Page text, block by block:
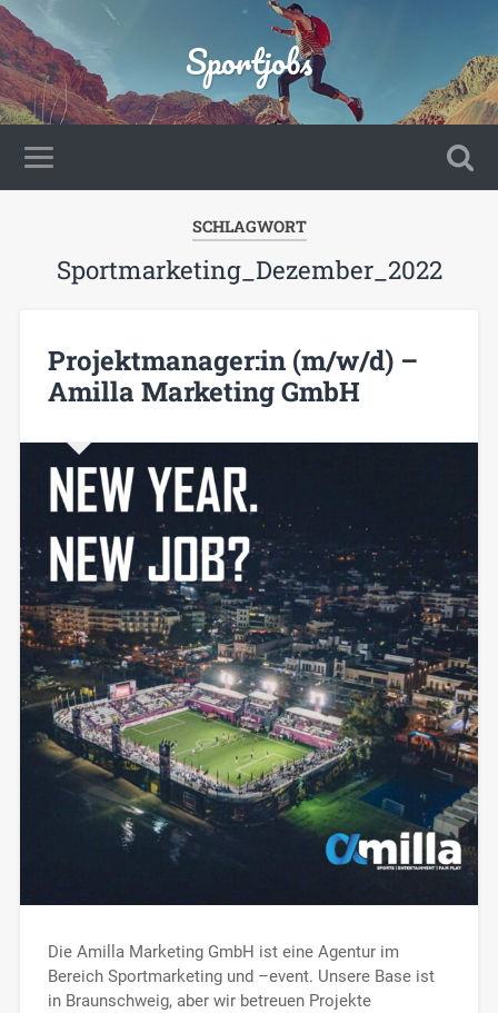
Sportjobs
SCHLAGWORT
Sportmarketing_Dezember_2022
Projektmanager:in (m/w/d) –
Amilla Marketing GmbH
Die Amilla Marketing GmbH ist eine Agentur im
Bereich Sportmarketing und –event. Unsere Base ist
in Braunschweig, aber wir betreuen Projekte